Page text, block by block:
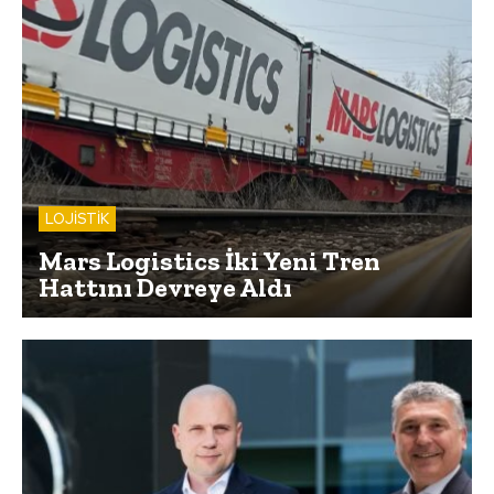
LOJİSTİK
Mars Logistics İki Yeni Tren
Hattını Devreye Aldı